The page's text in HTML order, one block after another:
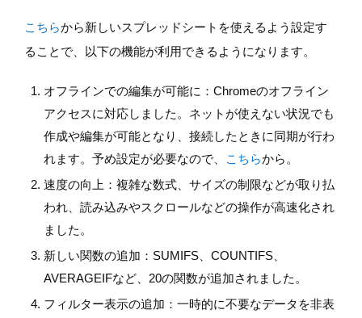
こちらから新しいスプレッドシートを使えるよう設定す
ることで、以下の機能が利用できるようになります。
オフラインでの編集が可能に：Chromeのオフライン
アクセスに対応しました。ネットが使えない状況でも
作成や編集が可能となり、接続したときに同期が行わ
れます。予め設定が必要なので、
こちらから。
速度の向上：複雑な数式、サイズの制限などが取り払
われ、読み込みやスクロールなどの操作が高速化され
ました。
新しい関数の追加：SUMIFS、COUNTIFS、
AVERAGEIFなど、20の関数が追加されました。
フィルター表示の追加：一時的に不要なデータを非表